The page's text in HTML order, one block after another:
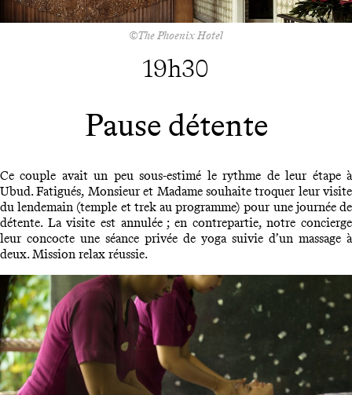
©The Phoenix Hotel
19h30
Pause détente
Ce couple avait un peu sous-estimé le rythme de leur étape à
Ubud. Fatigués, Monsieur et Madame souhaite troquer leur visite
du lendemain (temple et trek au programme) pour une journée de
détente. La visite est annulée ; en contrepartie, notre concierge
leur concocte une séance privée de yoga suivie d’un massage à
deux. Mission relax réussie.